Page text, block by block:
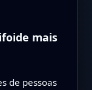
mais
de pessoas